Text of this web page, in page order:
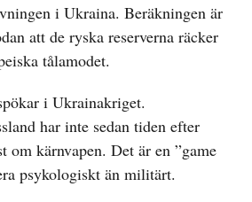
i Ukraina. Beräkningen är
att de ryska reserverna räcker
tålamodet.
i Ukrainakriget.
har inte sedan tiden efter
om kärnvapen. Det är en ”game
psykologiskt än militärt.